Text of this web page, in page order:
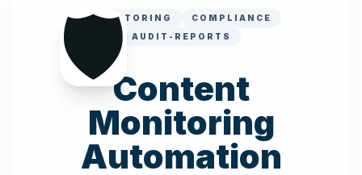
🛡️
MONITORING
COMPLIANCE
AUDIT-REPORTS
Content
Monitoring
Automation